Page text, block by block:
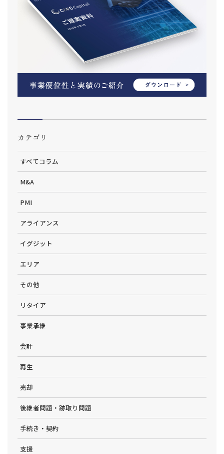
カテゴリ
すべてコラム
M&A
PMI
アライアンス
イグジット
エリア
その他
リタイア
事業承継
会計
再生
売却
後継者問題・跡取り問題
手続き・契約
支援